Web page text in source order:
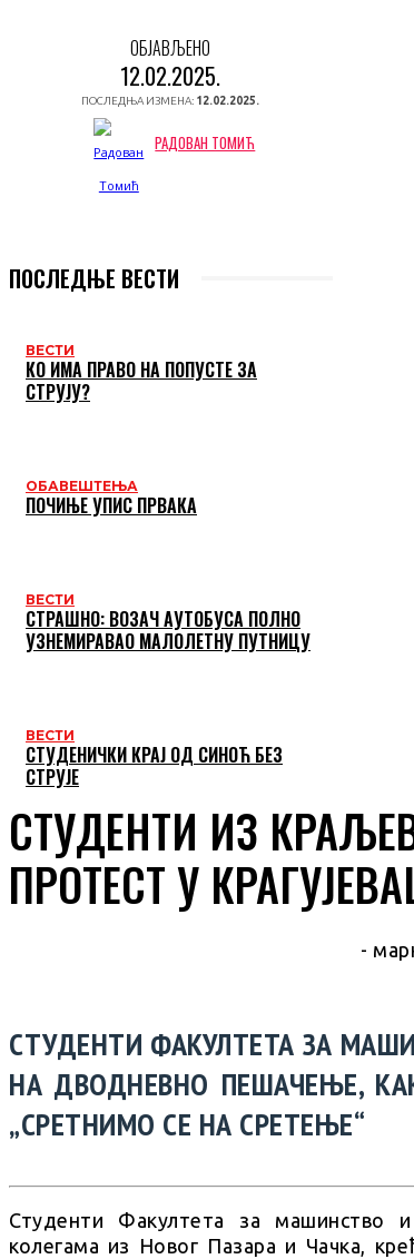
ОБЈАВЉЕНО
12.02.2025.
ПОСЛЕДЊА ИЗМЕНА: 12.02.2025.
РАДОВАН ТОМИЋ
ПОСЛЕДЊЕ ВЕСТИ
ВЕСТИ
КО ИМА ПРАВО НА ПОПУСТЕ ЗА
СТРУЈУ?
ОБАВЕШТЕЊА
ПОЧИЊЕ УПИС ПРВАКА
ВЕСТИ
СТРАШНО: ВОЗАЧ АУТОБУСА ПОЛНО
УЗНЕМИРАВАО МАЛОЛЕТНУ ПУТНИЦУ
ВЕСТИ
СТУДЕНИЧКИ КРАЈ ОД СИНОЋ БЕЗ
СТРУЈЕ
СТУДЕНТИ ИЗ
ПРОТЕСТ У
-
СТУДЕНТИ ФАКУЛТЕТА ЗА
НА ДВОДНЕВНО ПЕШАЧЕЊЕ,
„СРЕТНИМО СЕ НА СРЕТЕЊЕ“
Студенти Факултета за машинство
колегама из Новог Пазара и Чачка,